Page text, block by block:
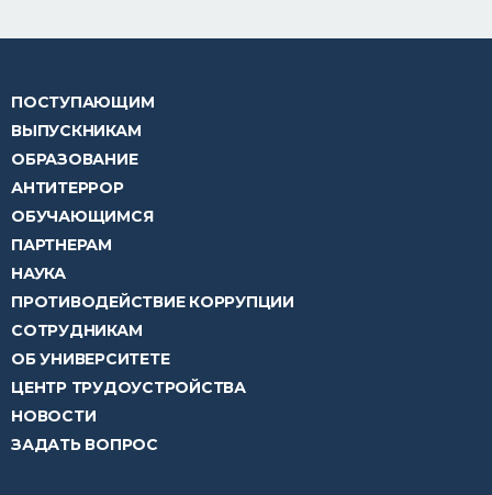
ПОСТУПАЮЩИМ
ВЫПУСКНИКАМ
ОБРАЗОВАНИЕ
АНТИТЕРРОР
ОБУЧАЮЩИМСЯ
ПАРТНЕРАМ
НАУКА
ПРОТИВОДЕЙСТВИЕ КОРРУПЦИИ
СОТРУДНИКАМ
ОБ УНИВЕРСИТЕТЕ
ЦЕНТР ТРУДОУСТРОЙСТВА
НОВОСТИ
ЗАДАТЬ ВОПРОС